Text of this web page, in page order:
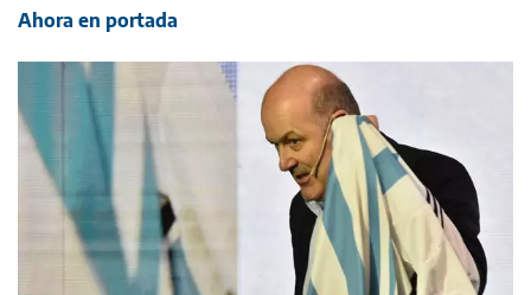
Ahora en portada